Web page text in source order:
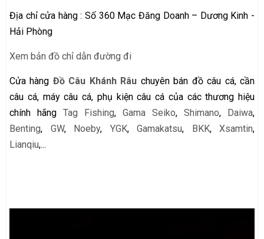
Địa chỉ cửa hàng : Số 360 Mạc Đăng Doanh – Dương Kinh -
Hải Phòng
Xem bản đồ chỉ dẫn đường đi
Cửa hàng Đồ Câu Khánh Râu chuyên bán đồ câu cá, cần
câu cá, máy câu cá, phụ kiện câu cá của các thương hiệu
chính hãng Tag Fishing, Gama Seiko, Shimano, Daiwa,
Benting, GW, Noeby, YGK, Gamakatsu, BKK, Xsamtin,
Lianqiu,...